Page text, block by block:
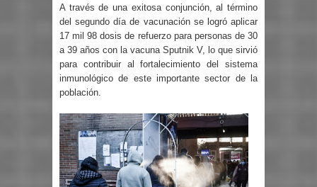
A través de una exitosa conjunción, al término
del segundo día de vacunación se logró aplicar
17 mil 98 dosis de refuerzo para personas de 30
a 39 años con la vacuna Sputnik V, lo que sirvió
para contribuir al fortalecimiento del sistema
inmunológico de este importante sector de la
población.